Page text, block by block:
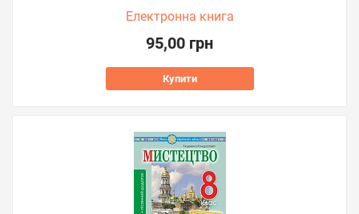
Електронна книга
95,00 грн
Купити